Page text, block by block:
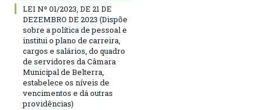
LEI Nº 01/2023, DE 21 DE
DEZEMBRO DE 2023 (Dispõe
sobre a política de pessoal e
institui o plano de carreira,
cargos e salários, do quadro
de servidores da Câmara
Municipal de Belterra,
estabelece os níveis de
vencimentos e dá outras
providências)